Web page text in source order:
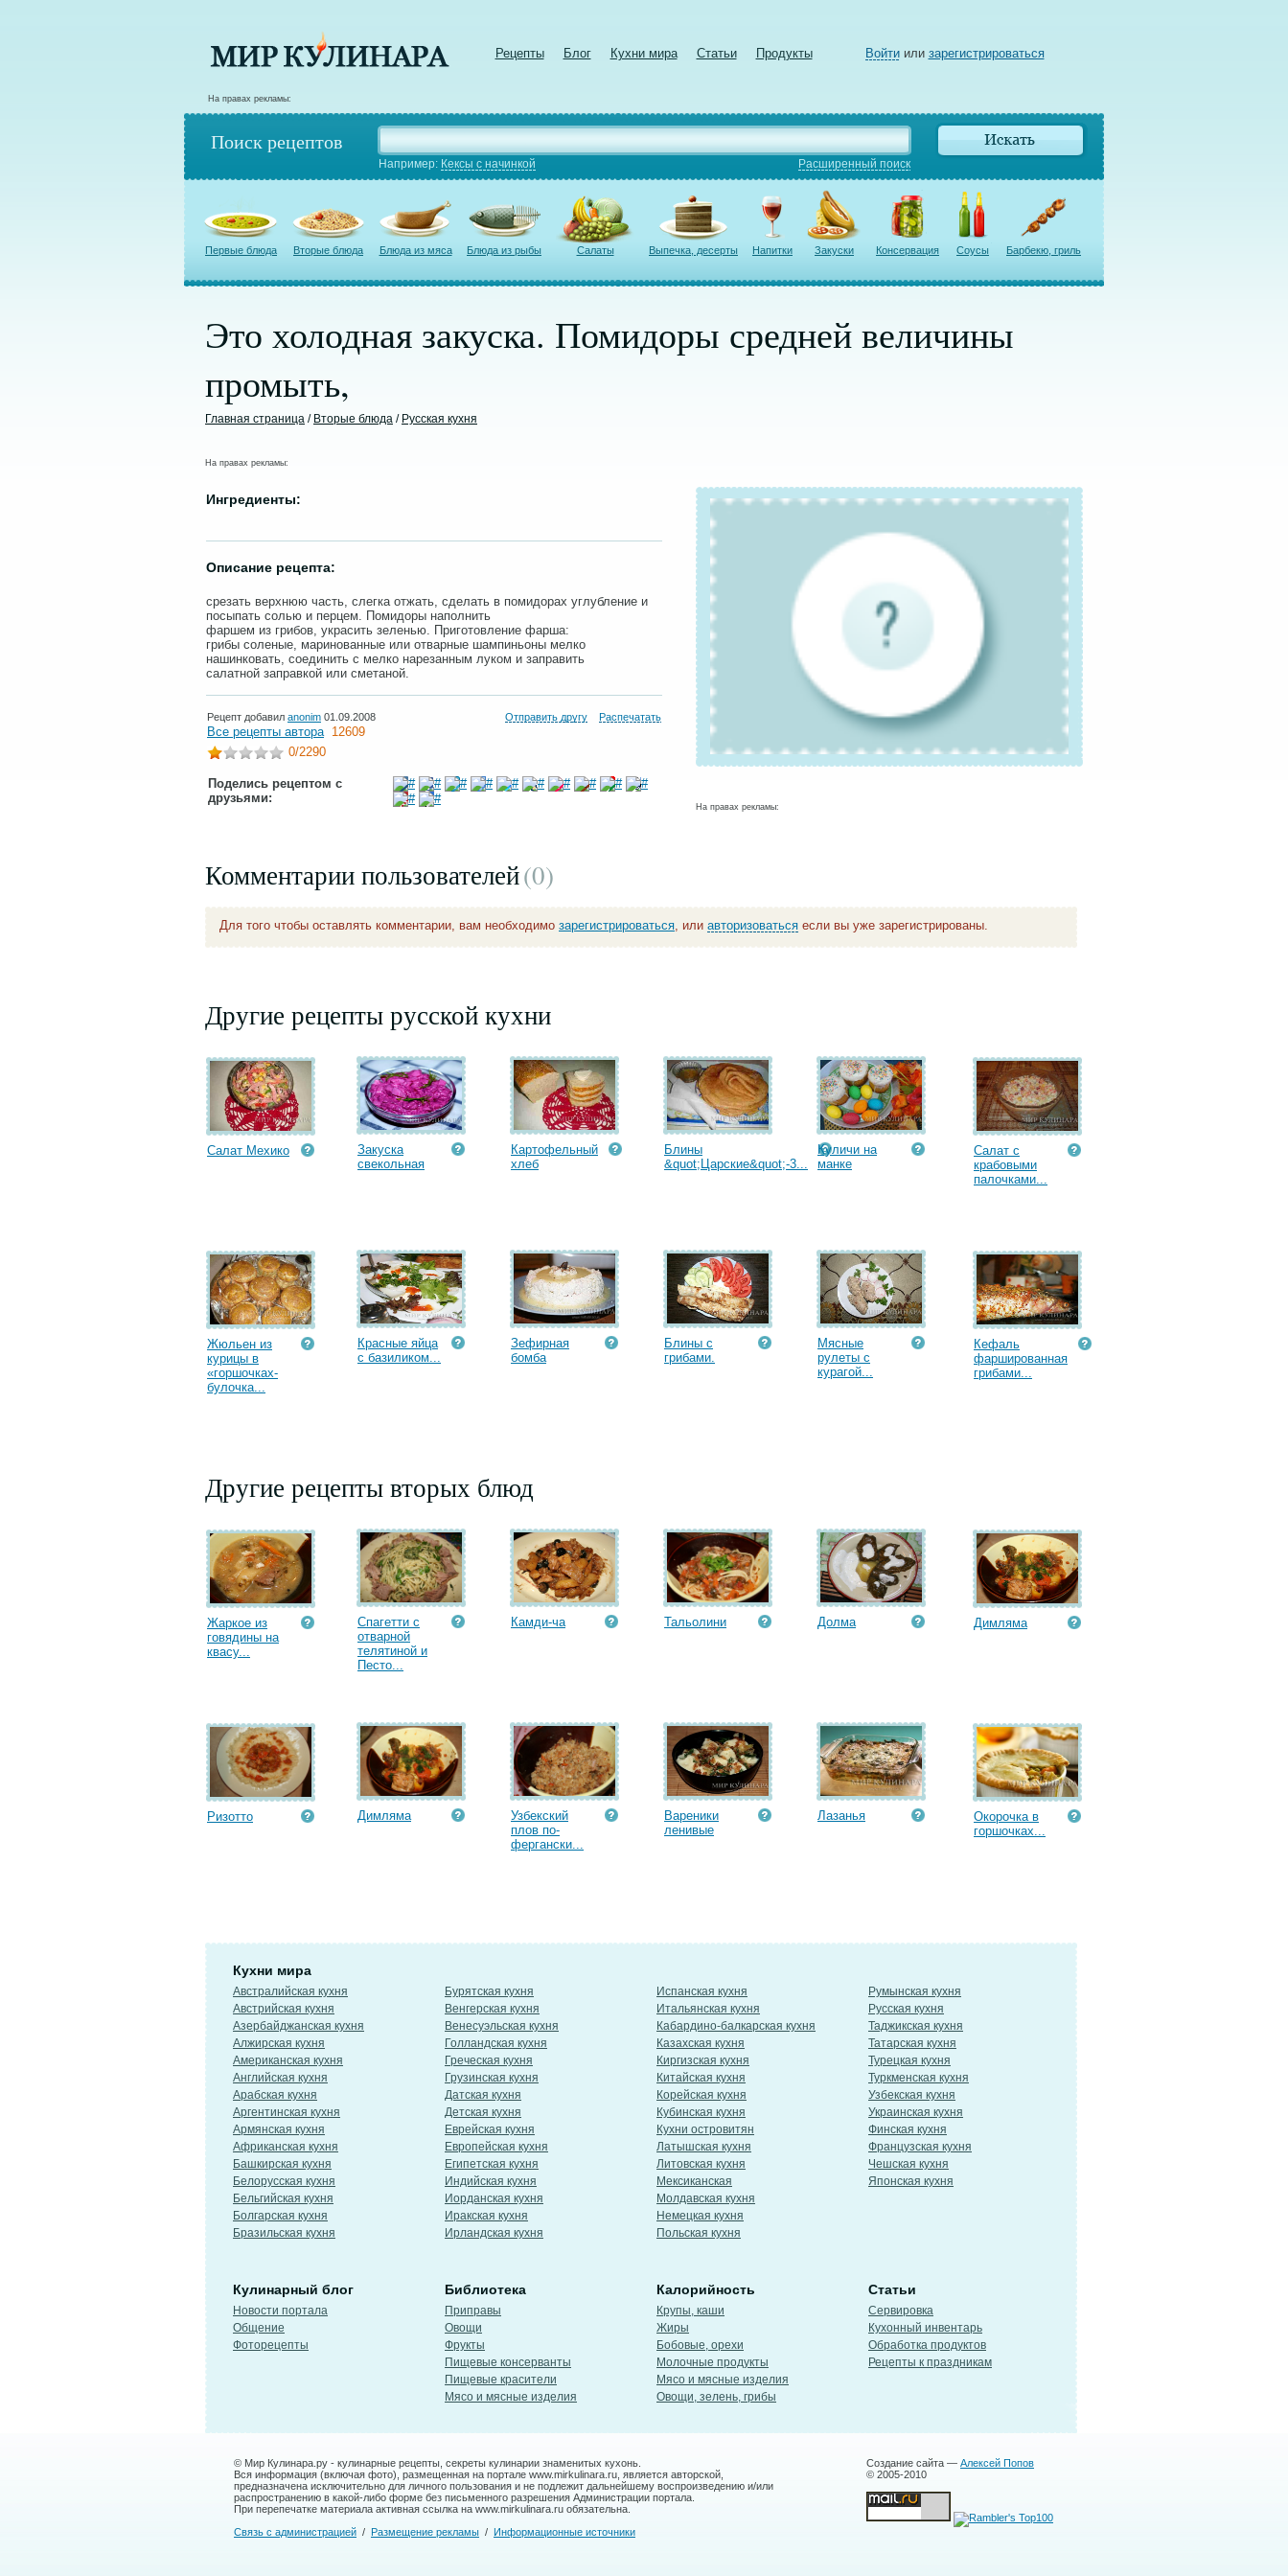
Рецепты Блог Кухни мира Статьи Продукты Войтиили зарегистрироваться
На правах рекламы:
Поиск рецептов
Например: Кексы с начинкой Расширенный поиск
Первые блюда Вторые блюда Блюда из мяса Блюда из рыбы Салаты Выпечка, десерты Напитки Закуски Консервация Соусы Барбекю, гриль
Это холодная закуска. Помидоры средней величины
промыть,
Главная страница / Вторые блюда / Русская кухня
На правах рекламы:
Ингредиенты:
Описание рецепта:
срезать верхнюю часть, слегка отжать, сделать в помидорах углубление и
посыпать солью и перцем. Помидоры наполнить
фаршем из грибов, украсить зеленью. Приготовление фарша:
грибы соленые, маринованные или отварные шампиньоны мелко
нашинковать, соединить с мелко нарезанным луком и заправить
салатной заправкой или сметаной.
Рецепт добавил anonim 01.09.2008 Отправить другу Распечатать
Все рецепты автора 12609
0/2290
Поделись рецептом с
друзьями:
На правах рекламы:
Комментарии пользователей(0)
Для того чтобы оставлять комментарии, вам необходимо зарегистрироваться, или авторизоваться если вы уже зарегистрированы.
Другие рецепты русской кухни
Салат Мехико
Закуска
свекольная
Картофельный
хлеб
Блины
&quot;Царские&quot;-3...
Куличи на
манке
Салат с
крабовыми
палочками...
Жюльен из
курицы в
«горшочках-
булочка...
Красные яйца
с базиликом...
Зефирная
бомба
Блины с
грибами.
Мясные
рулеты с
курагой...
Кефаль
фаршированная
грибами...
Другие рецепты вторых блюд
Жаркое из
говядины на
квасу...
Спагетти с
отварной
телятиной и
Песто...
Камди-ча Тальолини Долма Димляма
Ризотто Димляма
Узбекский
плов по-
фергански...
Вареники
ленивые
Лазанья
Окорочка в
горшочках...
Кухни мира
Австралийская кухня
Австрийская кухня
Азербайджанская кухня
Алжирская кухня
Американская кухня
Английская кухня
Арабская кухня
Аргентинская кухня
Армянская кухня
Африканская кухня
Башкирская кухня
Белорусская кухня
Бельгийская кухня
Болгарская кухня
Бразильская кухня
Бурятская кухня
Венгерская кухня
Венесуэльская кухня
Голландская кухня
Греческая кухня
Грузинская кухня
Датская кухня
Детская кухня
Еврейская кухня
Европейская кухня
Египетская кухня
Индийская кухня
Иорданская кухня
Иракская кухня
Ирландская кухня
Испанская кухня
Итальянская кухня
Кабардино-балкарская кухня
Казахская кухня
Киргизская кухня
Китайская кухня
Корейская кухня
Кубинская кухня
Кухни островитян
Латышская кухня
Литовская кухня
Мексиканская
Молдавская кухня
Немецкая кухня
Польская кухня
Румынская кухня
Русская кухня
Таджикская кухня
Татарская кухня
Турецкая кухня
Туркменская кухня
Узбекская кухня
Украинская кухня
Финская кухня
Французская кухня
Чешская кухня
Японская кухня
Кулинарный блог
Новости портала
Общение
Фоторецепты
Библиотека
Приправы
Овощи
Фрукты
Пищевые консерванты
Пищевые красители
Мясо и мясные изделия
Калорийность
Крупы, каши
Жиры
Бобовые, орехи
Молочные продукты
Мясо и мясные изделия
Овощи, зелень, грибы
Статьи
Сервировка
Кухонный инвентарь
Обработка продуктов
Рецепты к праздникам
© Мир Кулинара.ру - кулинарные рецепты, секреты кулинарии знаменитых кухонь.
Вся информация (включая фото), размещенная на портале www.mirkulinara.ru, является авторской,
предназначена исключительно для личного пользования и не подлежит дальнейшему воспроизведению и/или
распространению в какой-либо форме без письменного разрешения Администрации портала.
При перепечатке материала активная ссылка на www.mirkulinara.ru обязательна.
Связь с администрацией / Размещение рекламы / Информационные источники
Создание сайта — Алексей Попов
© 2005-2010